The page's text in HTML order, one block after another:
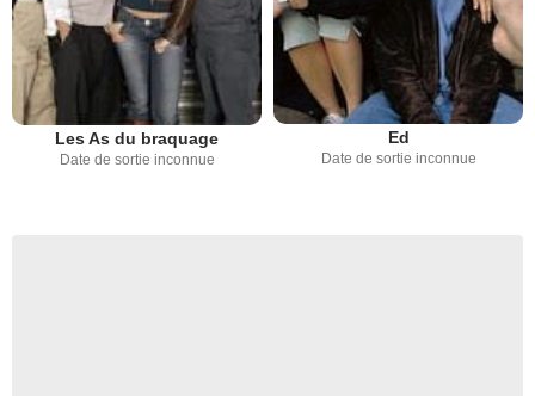
Les As du braquage
Date de sortie inconnue
Ed
Date de sortie inconnue